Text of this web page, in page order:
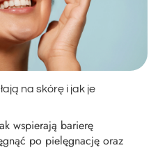
na skórę i jak je
wspierają barierę
po pielęgnację oraz